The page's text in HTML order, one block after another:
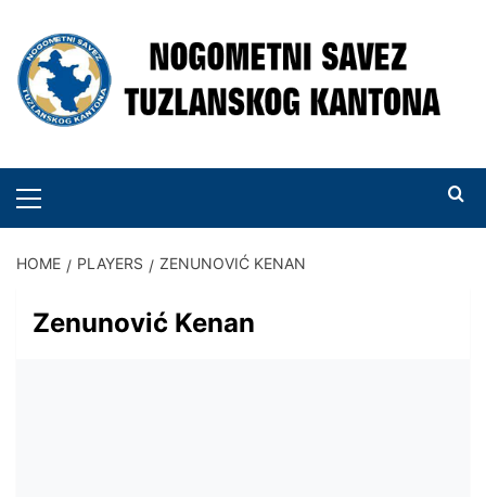
content
MENU
HOME PLAYERS ZENUNOVIĆ KENAN
Zenunović Kenan